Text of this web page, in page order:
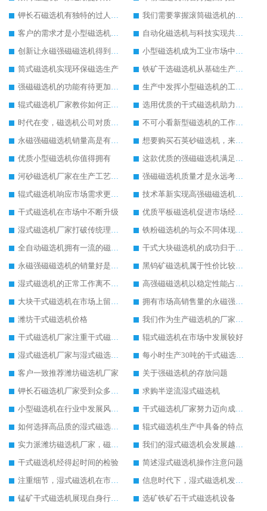
钾长石磁选机有独特的过人之处
我们需要掌握滚筒磁选机的保养方式
客户的需求才是小型磁选机厂家前进的动力
自动化磁选机与科技实现共进步发展
创新让永磁强磁磁选机得到更好地发展
小型磁选机成为工业市场中的主力军
筒式磁选机实现环保磁选生产
铁矿干选磁选机从基础生产上拓宽发展空间
强磁磁选机的功能有待更加完善
生产中发挥小型磁选机的工作效率
辊式磁选机厂家教你如何正确选购辊式磁选机
选用优质的干式磁选机助力生产更好
时代在变，磁选机公司对质量的要求不变
不可小看新型磁选机的工作实力
永磁强磁磁选机销量高是有迹可循的
想要购买石英砂磁选机，来潍坊华体会手机网页版-华体会(中国) 重工妥妥的
优质小型磁选机你值得拥有
这款优质的强磁磁选机满足客户需求
河砂磁选机厂家在生产工艺上的追求
强磁磁选机质量才是永远考虑的重点
辊式磁选机响应市场需求更快发展
技术革新实现高强磁磁选机脱胎换骨
干式磁选机在市场中不断升级
优质平板磁选机促进市场经济增长
湿式磁选机厂家打破传统理念探索新的商机
铁粉磁选机的与众不同体现在细节上
全自动磁选机拥有一流的磁选生产技术
干式大块磁选机的成功归于自身的创新生产
永磁强磁磁选机的销量好是因为实用性高
黑钨矿磁选机属于性价比较高的磁选机设备
湿式磁选机的正常工作离不开日常检修工作
高强磁磁选机以稳定性能占据大部分市场
大块干式磁选机在市场上留下稳定发展的足迹
拥有市场高销售量的永磁强磁磁选机
潍坊干式磁选机价格
我们作为生产磁选机的厂家始终以客户利益为主
干式磁选机厂家注重干式磁选机的质量和服务
辊式磁选机在市场中发展较好
湿式磁选机厂家与湿式磁选机价格之间的关系
每小时生产30吨的干式磁选机设备价格介绍
客户一致推荐潍坊磁选机厂家
关于强磁选机的存放问题
钾长石磁选机厂家受到众多客户欢迎
求购半逆流湿式磁选机
小型磁选机在行业中发展风生水起
干式磁选机厂家努力迈向成功之路
如何选择高品质的湿式磁选机设备
辊式磁选机生产中具备的特点
实力派潍坊磁选机厂家，磁选机设备质量就是好
我们的湿式磁选机会发展越来越好
干式磁选机经得起时间的检验
简述湿式磁选机操作注意问题
注重细节，湿式磁选机在市场发展更好
信息时代下，湿式磁选机发展潜力无穷
锰矿干式磁选机展现自身行业特色
选矿铁矿石干式磁选机设备